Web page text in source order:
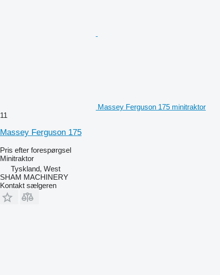
Massey Ferguson 175 minitraktor
11
Massey Ferguson 175
Pris efter forespørgsel
Minitraktor
Tyskland, West
SHAM MACHINERY
Kontakt sælgeren